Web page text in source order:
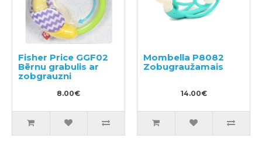
Fisher Price GGF02
Bērnu grabulis ar
zobgrauzni
8.00€
Mombella P8082
Zobugraužamais
14.00€